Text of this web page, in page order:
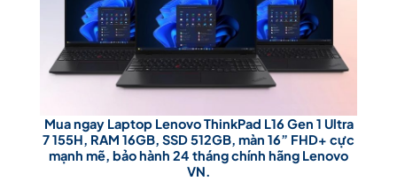
Mua ngay Laptop Lenovo ThinkPad L16 Gen 1 Ultra
7 155H, RAM 16GB, SSD 512GB, màn 16” FHD+ cực
mạnh mẽ, bảo hành 24 tháng chính hãng Lenovo
VN.